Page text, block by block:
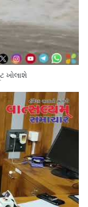
ખોલાશે